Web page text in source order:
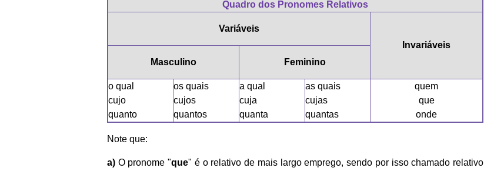
Quadro dos Pronomes Relativos
Variáveis
Invariáveis
Masculino
Feminino
o qual
cujo
quanto
os quais
cujos
quantos
a qual
cuja
quanta
as quais
cujas
quantas
quem
que
onde
Note que:
a) O pronome "que" é o relativo de mais largo emprego, sendo por isso chamado relativo